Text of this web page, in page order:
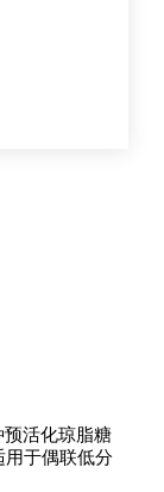
预活化琼脂糖
用于偶联低分